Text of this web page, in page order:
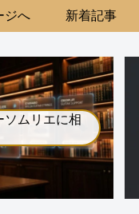
ジへ 新着記事
ソムリエに相